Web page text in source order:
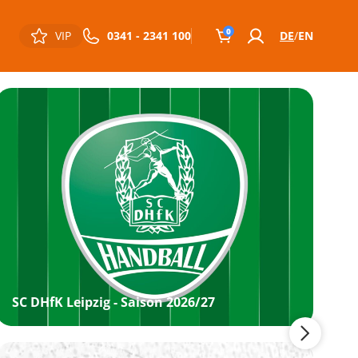
VIP 0341 - 2341 100 0 DE EN
SC DHfK Leipzig - Saison 2026/27